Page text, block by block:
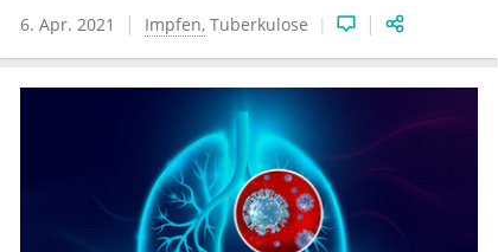
6. Apr. 2021 Impfen Tuberkulose